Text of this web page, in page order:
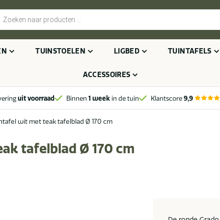
TUINSTOELEN LIGBED TUINTAFELS
ACCESSOIRES
uit voorraad Binnen 1 week in de tuin Klantscore9,9
wit met teak tafelblad Ø 170 cm
tafelblad Ø 170 cm